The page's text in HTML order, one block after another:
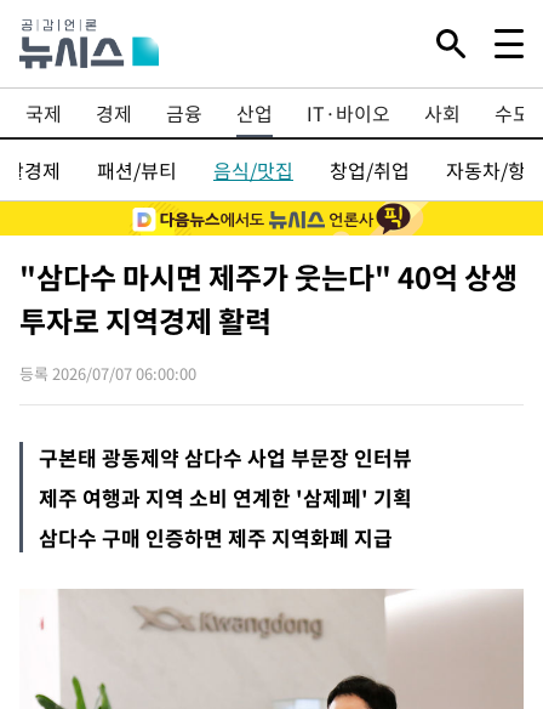
국제 경제 금융 산업 IT·바이오 사회
수도
경제
패션/뷰티 음식/맛집 창업/취업 자동차/항공
"삼다수 마시면 제주가 웃는다" 40억 상생
투자로 지역경제 활력
등록 2026/07/07 06:00:00
구본태 광동제약 삼다수 사업 부문장 인터뷰
제주 여행과 지역 소비 연계한 '삼제페' 기획
삼다수 구매 인증하면 제주 지역화폐 지급